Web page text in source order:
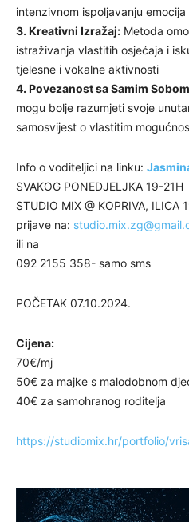
intenzivnom ispoljavanju emocija
3. Kreativni Izražaj: Metoda
istraživanja vlastitih osjećaja i
tjelesne i vokalne aktivnosti
4. Povezanost sa Samim
mogu bolje razumjeti svoje
samosvijest o vlastitim
Info o voditeljici na linku:
SVAKOG PONEDJELJKA 19-21H
STUDIO MIX @ KOPRIVA, ILICA
prijave na:
ili na
092 2155 358- samo sms
POČETAK 07.10.2024.
Cijena:
70€/mj
50€ za majke s malodobnom
40€ za samohranog roditelja
https://studiomix.hr/portfolio/